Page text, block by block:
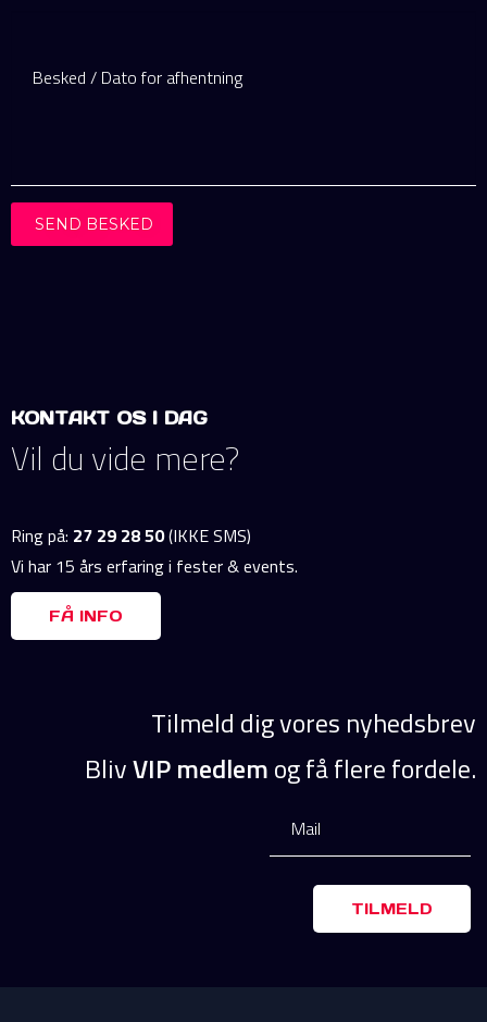
SEND BESKED
KONTAKT OS I DAG
Vil du vide mere?
Ring på: 27 29 28 50(IKKE SMS)
Vi har 15 års erfaring i fester & events.
FÅ INFO
Tilmeld dig vores nyhedsbrev
BlivVIP medlemog få flere fordele.